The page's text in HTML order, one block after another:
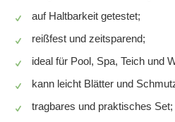
auf Haltbarkeit getestet;
reißfest und zeitsparend;
ideal für Pool, Spa, Teich und
kann leicht Blätter und
tragbares und praktisches Set;